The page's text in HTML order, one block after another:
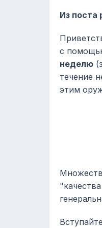
Из поста
с
неделю
течение
этим